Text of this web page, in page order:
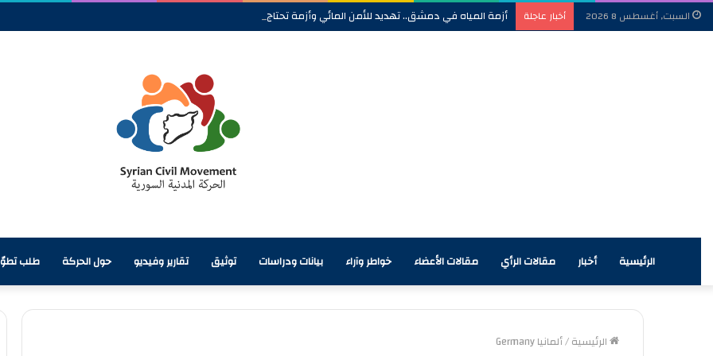
السبت, أغسطس 8 2026 أخبار عاجلة أزمة المياه في دمشق.. تهديد للأمن المائي وأزمة تحتاج إلى معالجة شاملة
الرئيسية أخبار مقالات الرأي مقالات الأعضاء خواطر وآراء بيانات ودراسات توثيق تقارير وفيديو حول الحركة طلب
الرئيسية/ألمانيا Germany